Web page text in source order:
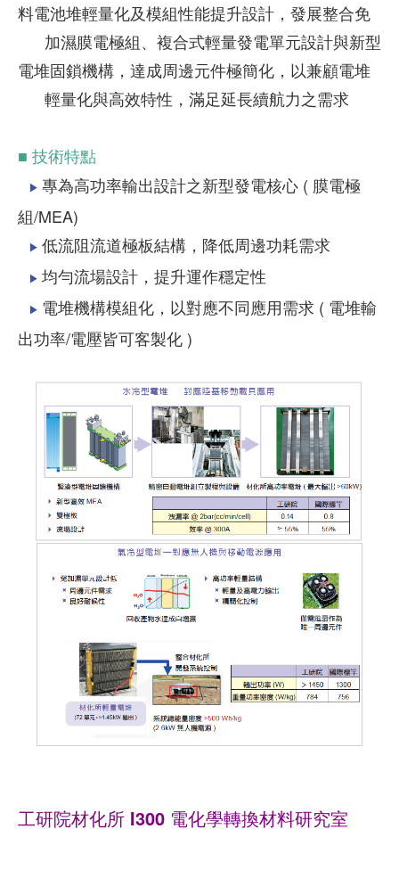
料電池堆輕量化及模組性能提升設計，發展整合免
加濕膜電極組、複合式輕量發電單元設計與新型
電堆固鎖機構，達成周邊元件極簡化，以兼顧電堆
輕量化與高效特性，滿足延長續航力之需求
■ 技術特點
▶ 專為高功率輸出設計之新型發電核心 ( 膜電極
組/MEA)
▶ 低流阻流道極板結構，降低周邊功耗需求
▶ 均勻流場設計，提升運作穩定性
▶ 電堆機構模組化，以對應不同應用需求 ( 電堆輸
出功率/電壓皆可客製化 )
工研院材化所 I300 電化學轉換材料研究室